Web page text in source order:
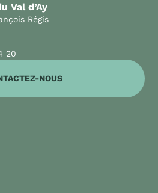
Val d’Ay
Régis
20
NOUS